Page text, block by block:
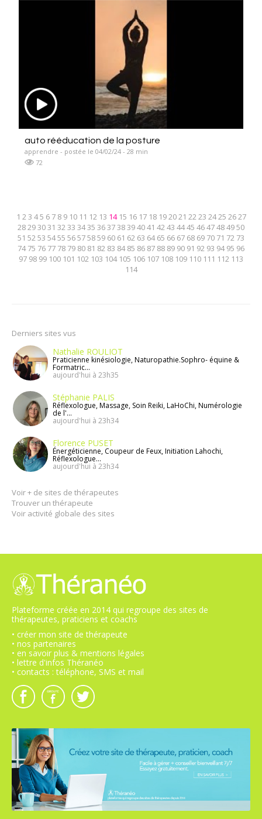
auto rééducation de la posture
apprendre - postée le 04/02/24 - 28 min
72
1 23 45 6 7 8 9 10 11 12 13 14 15 16 17 18 192021 2223 2425 2627
28293031 3233 3435 363738394041 4243 4445 4647484950
51 5253 5455 56575859 60 61 62 63 64 65 66 67 68 69 70 71 72 73
74 75 76 77 78 79 80 81 82 83 84 85 86 87 88 89 90 91 92 93 94 95 96
97 98 99 100 101 102 103 104 105 106 107 108 109 110 111 112 113
114
Derniers sites vus
Nathalie ROULIOT
Praticienne kinésiologie, Naturopathie.Sophro- équine &
Formatric...
aujourd'hui à 23h35
Stéphanie PALIS
Réflexologue, Massage, Soin Reiki, LaHoChi, Numérologie
de l'...
aujourd'hui à 23h34
Florence PUSET
Énergéticienne, Coupeur de Feux, Initiation Lahochi,
Réflexologue...
aujourd'hui à 23h34
Voir + de sites de thérapeutes
Trouver un thérapeute
Voir activité globale des sites
Plateforme créée en 2014 qui regroupe des sites de
thérapeutes, praticiens et coachs
• créer mon site de thérapeute
• nos partenaires
• en savoir plus & mentions légales
• lettre d'infos Théranéo
• contacts : téléphone, SMS et mail